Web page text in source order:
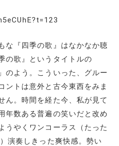
な『四季の歌』はなかなか聴
の歌』というタイトルの
のよう。こういった、グルー
ントは意外と古今東西をみま
ん。時間を経た今、私が見て
年数ある普遍の笑いだと改め
うやくワンコーラス（たった
演奏しきった爽快感。勢い